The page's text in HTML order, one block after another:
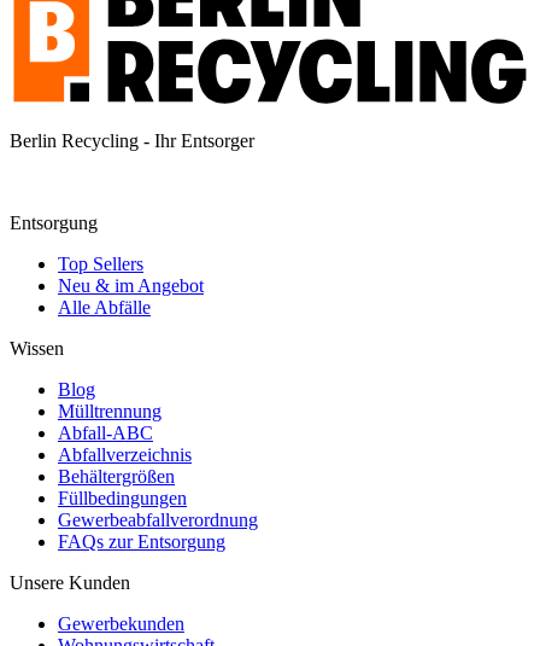
Berlin Recycling - Ihr Entsorger
Entsorgung
Top Sellers
Neu & im Angebot
Alle Abfälle
Wissen
Blog
Mülltrennung
Abfall-ABC
Abfallverzeichnis
Behältergrößen
Füllbedingungen
Gewerbeabfallverordnung
FAQs zur Entsorgung
Unsere Kunden
Gewerbekunden